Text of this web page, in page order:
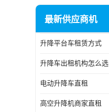
最新供应商机
升降平台车租赁方式
升降车出租机构怎么选
电动升降车直租
高空升降机商家直租